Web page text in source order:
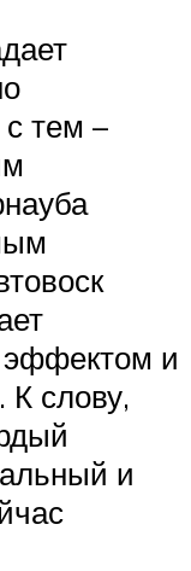
тем –
эффектом и
К слову,
и